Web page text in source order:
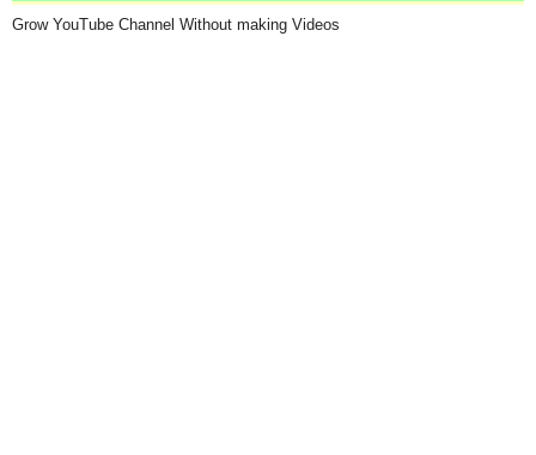
Grow YouTube Channel Without making Videos